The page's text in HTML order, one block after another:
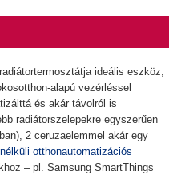
ideális eszköz,
alapú vezérléssel
és akár távolról is
radiátorszelepekre egyszerűen
2 ceruzaelemmel akár egy
otthonautomatizációs
– pl. Samsung SmartThings